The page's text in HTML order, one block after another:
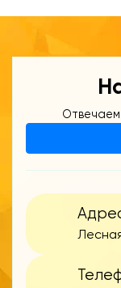
Отвечаем